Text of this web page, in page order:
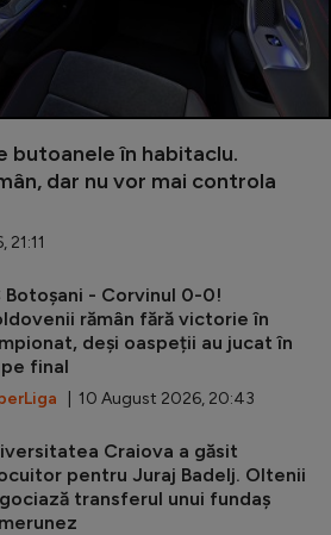
butoanele în habitaclu.
dar nu vor mai controla
Botoșani - Corvinul 0-0!
rămân fără victorie în
deși oaspeții au jucat în
final
| 10 August 2026, 20:43
Craiova a găsit
pentru Juraj Badelj. Oltenii
transferul unui fundaș